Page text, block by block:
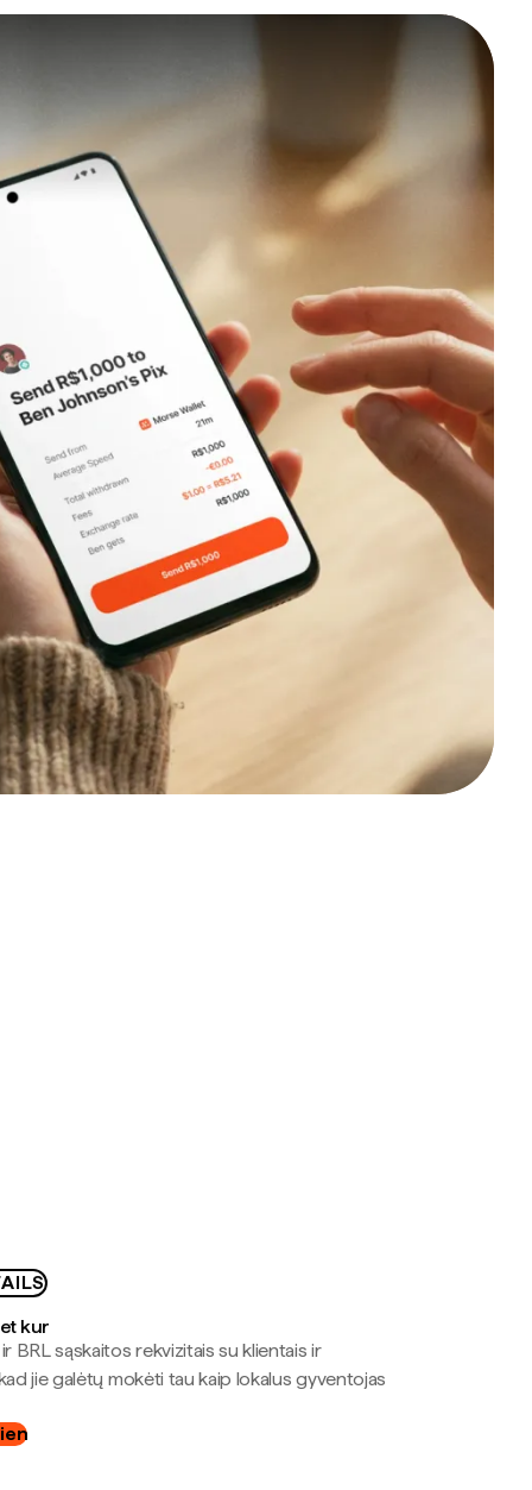
kur
ir BRL sąskaitos rekvizitais su klientais ir
jie galėtų mokėti tau kaip lokalus gyventojas